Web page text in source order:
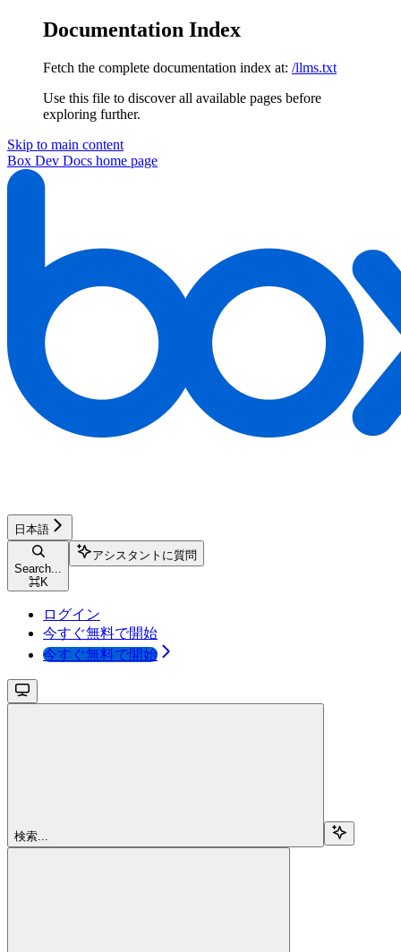
Documentation Index
Fetch the complete documentation index at: /llms.txt
Use this file to discover all available pages before
exploring further.
Skip to main content
Box Dev Docs home page
日本語
Search...
⌘K
アシスタントに質問
ログイン
今すぐ無料で開始
今すぐ無料で開始
検索...